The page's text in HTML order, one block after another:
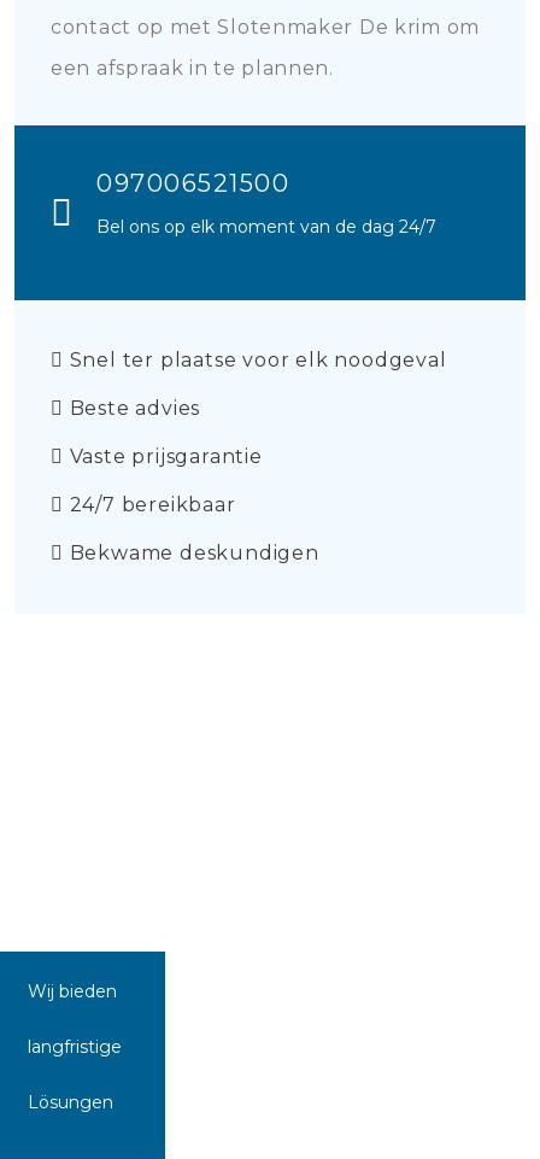
contact op met Slotenmaker De krim om
een afspraak in te plannen.
097006521500
Bel ons op elk moment van de dag 24/7
Snel ter plaatse voor elk noodgeval
Beste advies
Vaste prijsgarantie
24/7 bereikbaar
Bekwame deskundigen
Wij bieden
langfristige
Lösungen